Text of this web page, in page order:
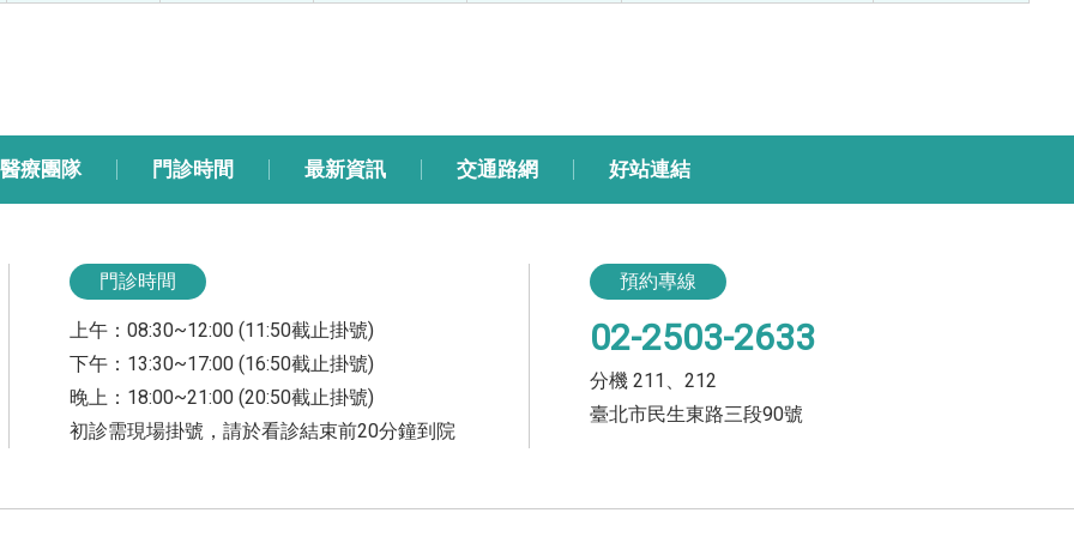
醫療團隊 門診時間 最新資訊 交通路網 好站連結
門診時間
上午：08:30~12:00 (11:50截止掛號)
下午：13:30~17:00 (16:50截止掛號)
晚上：18:00~21:00 (20:50截止掛號)
初診需現場掛號，請於看診結束前20分鐘到院
預約專線
02-2503-2633
分機 211、212
臺北市民生東路三段90號